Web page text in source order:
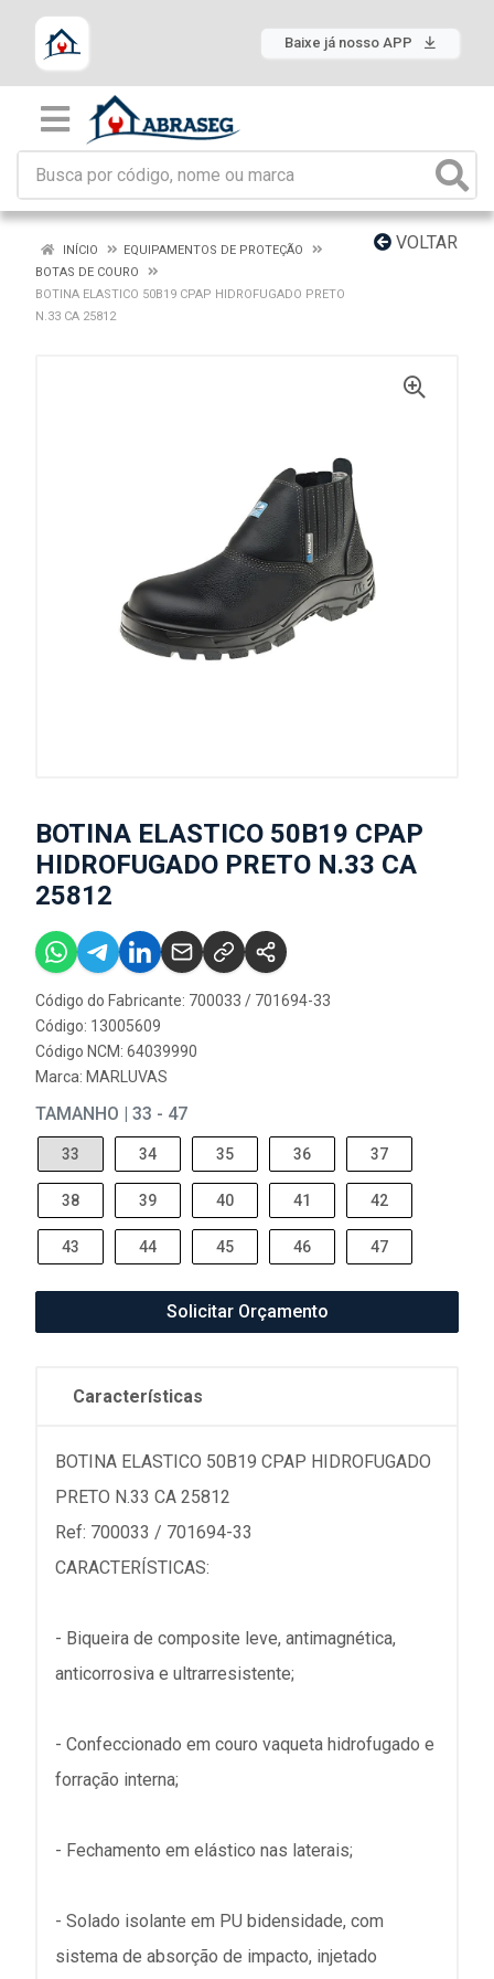
Baixe já nosso APP
VOLTAR
INÍCIO
EQUIPAMENTOS DE PROTEÇÃO
BOTAS DE COURO
BOTINA ELASTICO 50B19 CPAP HIDROFUGADO PRETO
N.33 CA 25812
BOTINA ELASTICO 50B19 CPAP
HIDROFUGADO PRETO N.33 CA
25812
Código do Fabricante: 700033 / 701694-33
Código: 13005609
Código NCM: 64039990
Marca: MARLUVAS
TAMANHO | 33 - 47
33 34 35 36 37
38 39 40 41 42
43 44 45 46 47
Solicitar Orçamento
Características
BOTINA ELASTICO 50B19 CPAP HIDROFUGADO
PRETO N.33 CA 25812
Ref: 700033 / 701694-33
CARACTERÍSTICAS:
- Biqueira de composite leve, antimagnética,
anticorrosiva e ultrarresistente;
- Confeccionado em couro vaqueta hidrofugado e
forração interna;
- Fechamento em elástico nas laterais;
- Solado isolante em PU bidensidade, com
sistema de absorção de impacto, injetado